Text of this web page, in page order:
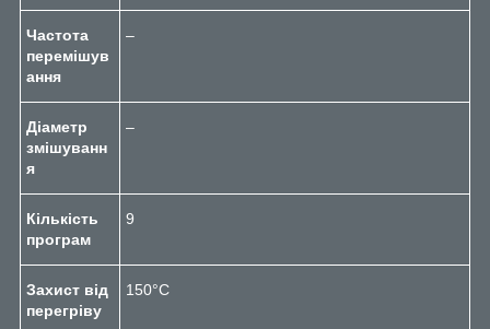
Частота
перемішув
ання
–
Діаметр
змішуванн
я
–
Кількість
програм
9
Захист від
перегріву
150°C